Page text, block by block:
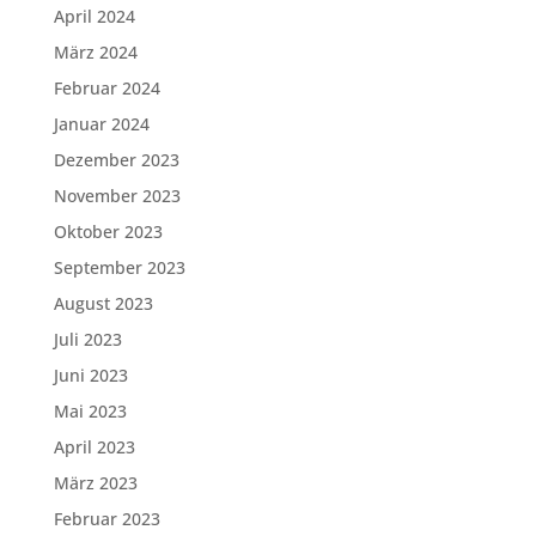
April 2024
März 2024
Februar 2024
Januar 2024
Dezember 2023
November 2023
Oktober 2023
September 2023
August 2023
Juli 2023
Juni 2023
Mai 2023
April 2023
März 2023
Februar 2023